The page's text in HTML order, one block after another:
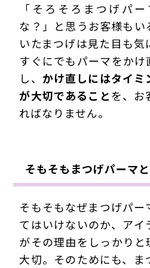
「そろそろまつげパ
な？」と思うお客様もい
いたまつげは見た目も気
すぐにでもパーマをか
し、 かけ直しにはタイミ
が大切であることを、お
ればなりません。
そもそもまつげパーマ
そもそもなぜまつげパー
てはいけないのか、ア
がその理由をしっかり
大切。そのためにも、ま